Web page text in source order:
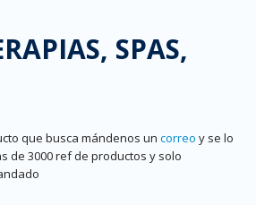
SPAS,
que busca mándenos un correo y se lo
de 3000 ref de productos y solo